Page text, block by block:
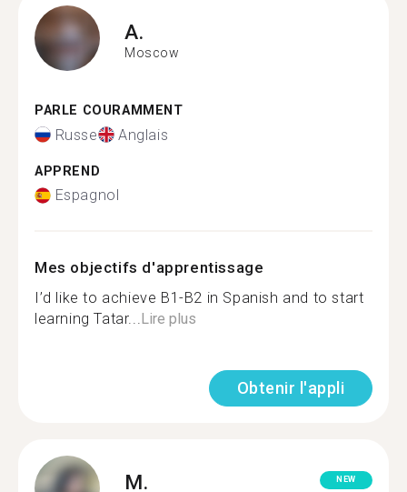
A.
Moscow
PARLE COURAMMENT
Russe Anglais
APPREND
Espagnol
Mes objectifs d'apprentissage
I’d like to achieve B1-B2 in Spanish and to start
learning Tatar...Lire plus
Obtenir l'appli
M. NEW